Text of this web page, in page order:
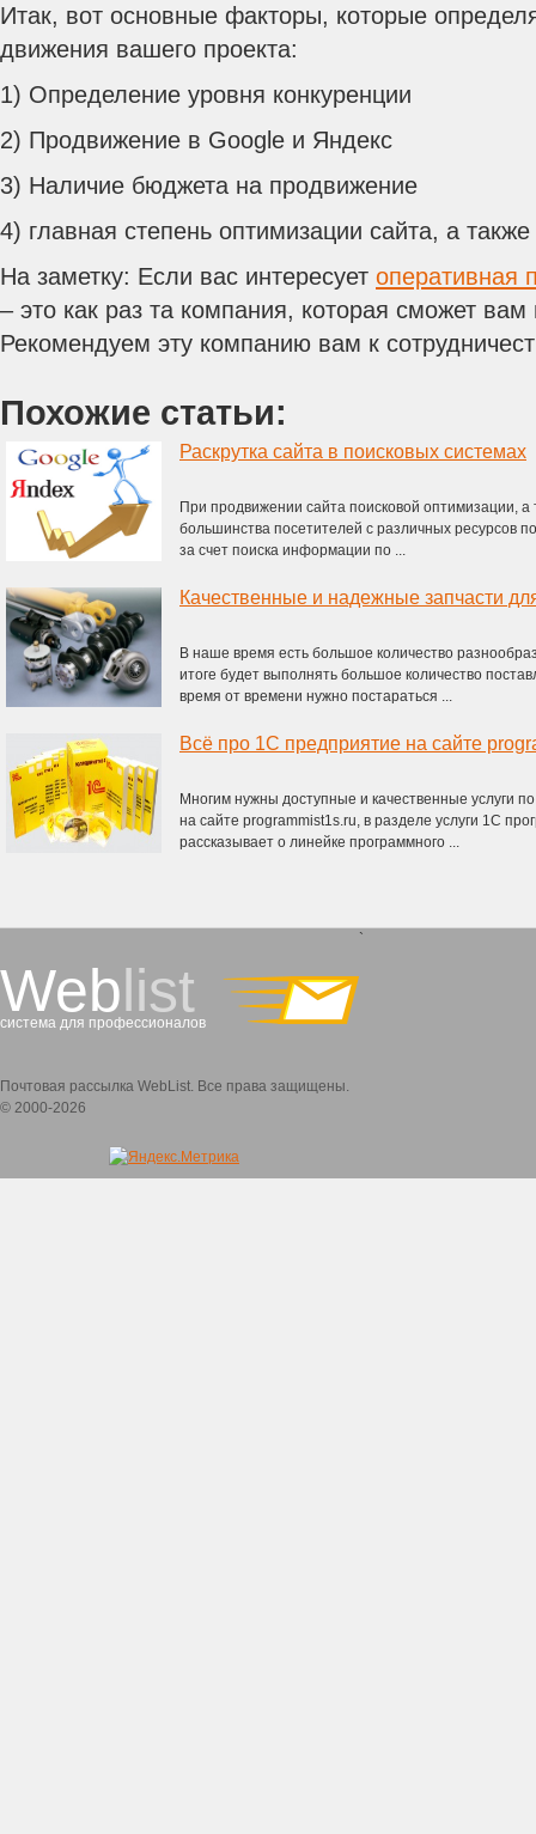
Итак, вот основные факторы, которые
движения вашего проекта:
1) Определение уровня конкуренции
2) Продвижение в Google и Яндекс
3) Наличие бюджета на продвижение
4) главная степень оптимизации сайта, а
На заметку: Если вас интересует оперативная
– это как раз та компания, которая сможет
Рекомендуем эту компанию вам к
Похожие статьи:
Раскрутка сайта в поисковых системах
При продвижении сайта поисковой оптимизации,
большинства посетителей с различных ресурсов
за счет поиска информации по ...
Качественные и надежные запчасти
В наше время есть большое количество
итоге будет выполнять большое количество
время от времени нужно постараться ...
Всё про 1С предприятие на сайте
Многим нужны доступные и качественные услуги
на сайте programmist1s.ru, в разделе услуги 1С
рассказывает о линейке программного ...
Weblist
система для профессионалов
`
Почтовая рассылка WebList. Все права защищены.
© 2000-2026